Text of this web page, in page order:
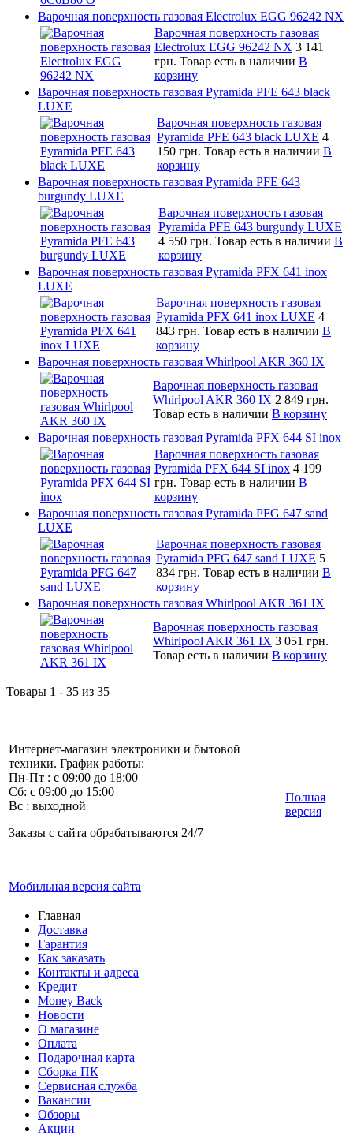
Варочная поверхность газовая Electrolux EGG 96242 NX
Варочная поверхность газовая
Electrolux EGG 96242 NX 3 141
грн. Товар есть в наличии В
корзину
Варочная поверхность газовая Pyramida PFE 643 black
LUXE
Варочная поверхность газовая
Pyramida PFE 643 black LUXE 4
150 грн. Товар есть в наличии В
корзину
Варочная поверхность газовая Pyramida PFE 643
burgundy LUXE
Варочная поверхность газовая
Pyramida PFE 643 burgundy LUXE
4 550 грн. Товар есть в наличии В
корзину
Варочная поверхность газовая Pyramida PFX 641 inox
LUXE
Варочная поверхность газовая
Pyramida PFX 641 inox LUXE 4
843 грн. Товар есть в наличии В
корзину
Варочная поверхность газовая Whirlpool AKR 360 IX
Варочная поверхность газовая
Whirlpool AKR 360 IX 2 849 грн.
Товар есть в наличии В корзину
Варочная поверхность газовая Pyramida PFX 644 SI inox
Варочная поверхность газовая
Pyramida PFX 644 SI inox 4 199
грн. Товар есть в наличии В
корзину
Варочная поверхность газовая Pyramida PFG 647 sand
LUXE
Варочная поверхность газовая
Pyramida PFG 647 sand LUXE 5
834 грн. Товар есть в наличии В
корзину
Варочная поверхность газовая Whirlpool AKR 361 IX
Варочная поверхность газовая
Whirlpool AKR 361 IX 3 051 грн.
Товар есть в наличии В корзину
Товары 1 - 35 из 35
Интернет-магазин электроники и бытовой
техники. График работы:
Пн-Пт : с 09:00 до 18:00
Сб: с 09:00 до 15:00
Вс : выходной
Заказы с сайта обрабатываются 24/7
Мобильная версия сайта
Полная
версия
Главная
Доставка
Гарантия
Как заказать
Контакты и адреса
Кредит
Money Back
Новости
О магазине
Оплата
Подарочная карта
Сборка ПК
Сервисная служба
Вакансии
Обзоры
Акции